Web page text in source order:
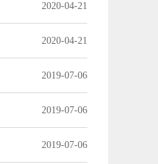
2020-04-21
2020-04-21
2019-07-06
2019-07-06
2019-07-06